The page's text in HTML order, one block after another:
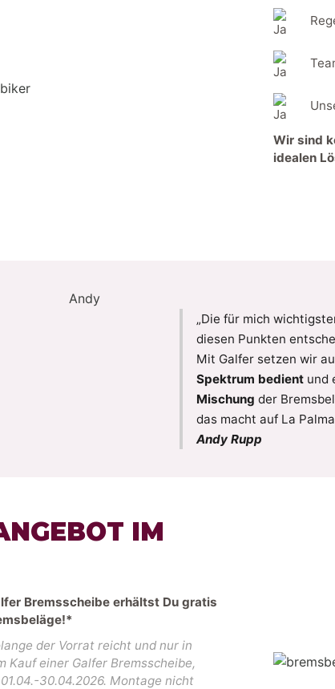
Wir sind
idealen
„Die für mich
diesen Punkten
Mit Galfer setzen wir
Spektrum bedientund
Mischung der
das macht auf La
Andy Rupp
IM
Bremsscheibe erhältst Du gratis
der Vorrat reicht und nur in
Kauf einer Galfer Bremsscheibe,
30.04.2026. Montage nicht